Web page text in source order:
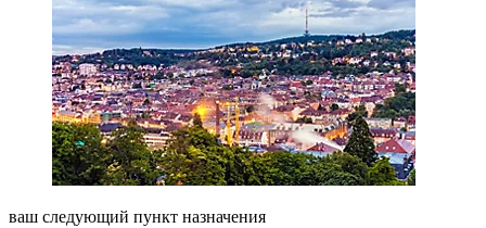
ваш следующий пункт назначения